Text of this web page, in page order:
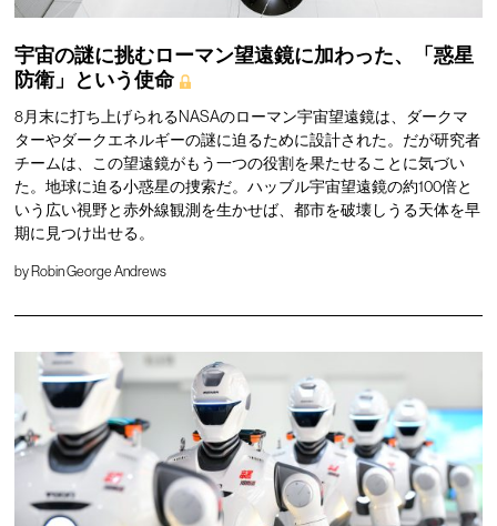
宇宙の謎に挑むローマン望遠鏡に加わった、「惑星
防衛」という使命
8月末に打ち上げられるNASAのローマン宇宙望遠鏡は、ダークマ
ターやダークエネルギーの謎に迫るために設計された。だが研究者
チームは、この望遠鏡がもう一つの役割を果たせることに気づい
た。地球に迫る小惑星の捜索だ。ハッブル宇宙望遠鏡の約100倍と
いう広い視野と赤外線観測を生かせば、都市を破壊しうる天体を早
期に見つけ出せる。
by Robin George Andrews